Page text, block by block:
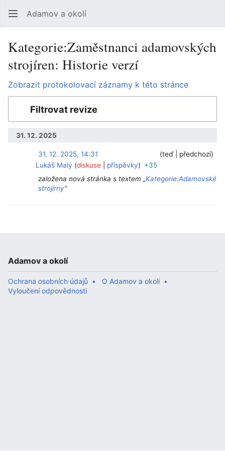
Adamov a okolí
Kategorie:Zaměstnanci adamovských
strojíren: Historie verzí
Zobrazit protokolovací záznamy k této stránce
Filtrovat revize
31. 12. 2025
teď předchozí
31. 12. 2025, 14:31
Lukáš Malý
diskuse příspěvky
+35
založena nová stránka s textem „Kategorie:Adamovské
strojírny“
Adamov a okolí
Ochrana osobních údajů
O Adamov a okolí
Vyloučení odpovědnosti